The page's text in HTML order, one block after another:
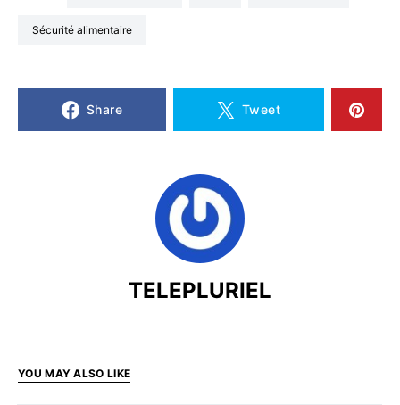
sécurité alimentaire
Share Tweet
TELEPLURIEL
YOU MAY ALSO LIKE